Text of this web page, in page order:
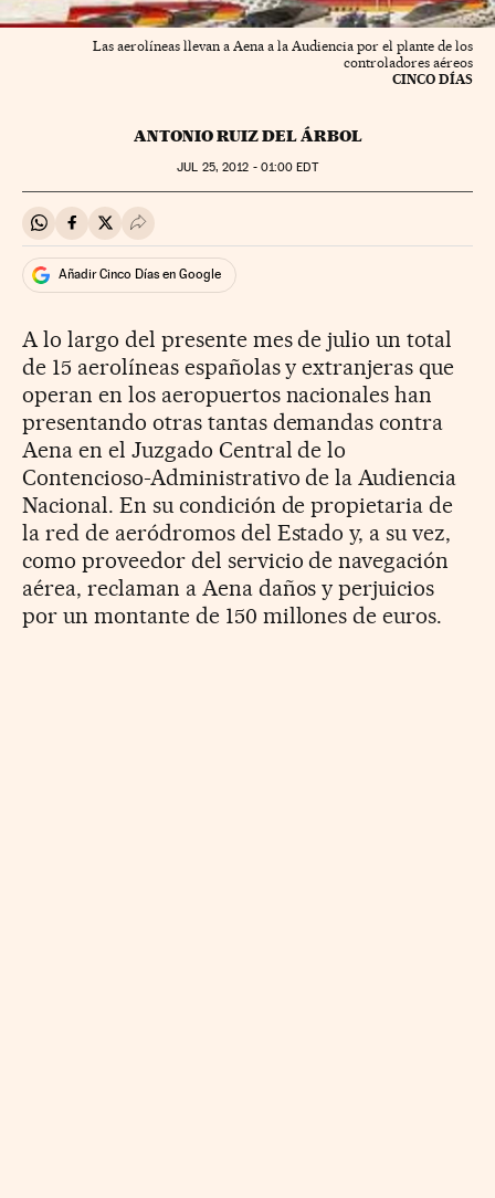
Las aerolíneas llevan a Aena a la Audiencia por el plante de los
controladores aéreos
CINCO DÍAS
ANTONIO RUIZ DEL ÁRBOL
JUL 25, 2012 - 01:00 EDT
Compartir en Whatsapp
Compartir en Facebook
Compartir en Twitter
Desplegar Redes Sociales
Añadir Cinco Días en Google
A lo largo del presente mes de julio un total
de 15 aerolíneas españolas y extranjeras que
operan en los aeropuertos nacionales han
presentando otras tantas demandas contra
Aena en el Juzgado Central de lo
Contencioso-Administrativo de la Audiencia
Nacional. En su condición de propietaria de
la red de aeródromos del Estado y, a su vez,
como proveedor del servicio de navegación
aérea, reclaman a Aena daños y perjuicios
por un montante de 150 millones de euros.